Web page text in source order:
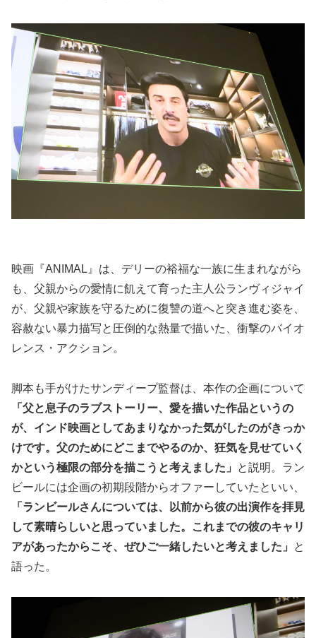
映画『ANIMAL』は、デリーの裕福な一族に生まれながら
も、父親からの愛情に飢えて育った主人公ランヴィジャイ
が、父親や家族を守るために復讐の道へと突き進む姿を、
容赦ない暴力描写と圧倒的な熱量で描いた、衝撃のバイオ
レンス・アクション。
脚本も手がけたサンディープ監督は、本作の企画について
「父と息子のラブストーリー、愛を描いた作品というの
が、インド映画としてあまりなかった気がしたのがきっか
けです。父のためにどこまでやるのか、狂気を見せていく
かという極限の部分を描こうと考えました」
と説明。ラン
ビールには企画の初期段階からオファーしていたといい、
「ランビールさんについては、以前から彼の出演作を拝見
して素晴らしいと思っていました。これまでの彼のキャリ
アがあったからこそ、ぜひご一緒したいと考えました」
と
語った。